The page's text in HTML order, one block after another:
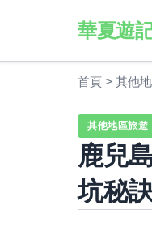
華夏遊
首頁 > 其他
其他地區旅遊
鹿兒
坑秘